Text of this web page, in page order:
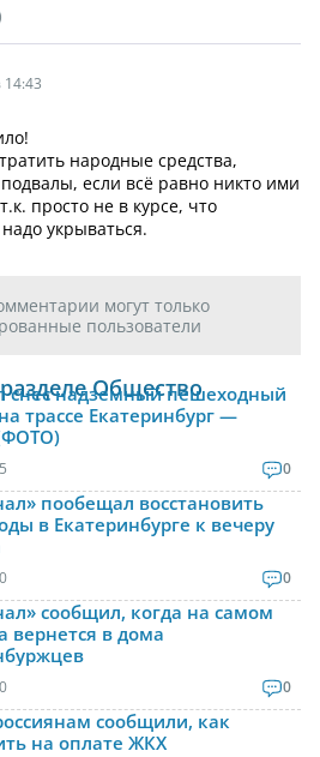
14:43
народные средства,
если всё равно никто ими
просто не в курсе, что
укрываться.
могут только
пользователи
Общество
снес надземный пешеходный
трассе Екатеринбург —
0
пообещал восстановить
в Екатеринбурге к вечеру
0
сообщил, когда на самом
вернется в дома
0
сообщили, как
на оплате ЖКХ